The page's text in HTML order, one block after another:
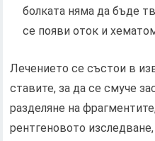
болката няма да бъде
се появи оток и
Лечението се състои в
ставите, за да се смуче
разделяне на
рентгеновото